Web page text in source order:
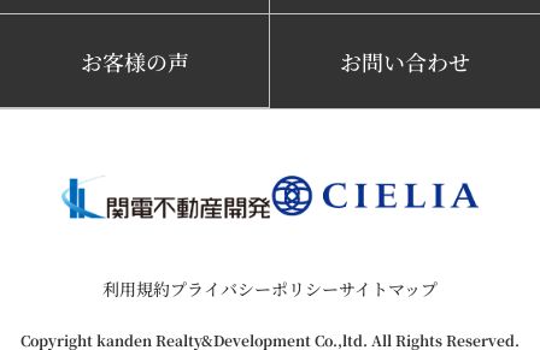
お客様の声 お問い合わせ
利用規約プライバシーポリシーサイトマップ
Copyright kanden Realty&Development Co.,ltd. All Rights Reserved.